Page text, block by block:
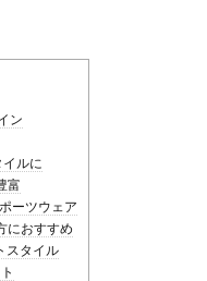
ン
イルに
富
ーツウェア
におすすめ
スタイル